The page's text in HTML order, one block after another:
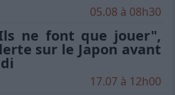
05.08 à 08h30
ne font que jouer",
sur le Japon avant
17.07 à 12h00